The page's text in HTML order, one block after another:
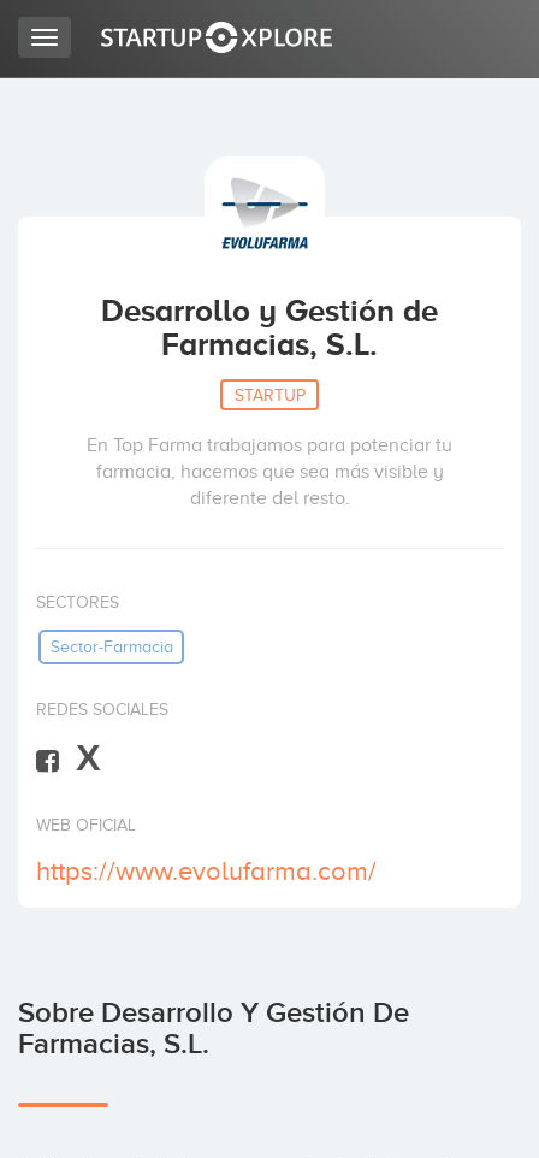
Toggle
navigation
Desarrollo y Gestión de
Farmacias, S.L.
STARTUP
En Top Farma trabajamos para potenciar tu
farmacia, hacemos que sea más visible y
diferente del resto.
SECTORES
Sector-Farmacia
REDES SOCIALES
X
WEB OFICIAL
https://www.evolufarma.com/
Sobre Desarrollo Y Gestión De
Farmacias, S.L.